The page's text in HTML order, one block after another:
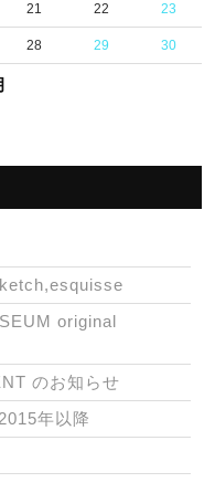
21 22 23
28 29 30
original
のお知らせ
年以降